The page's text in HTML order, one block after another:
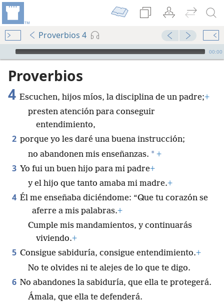
Proverbios 4
Audio Player
00:00
Proverbios
4 Escuchen, hijos míos, la disciplina de un padre;+
presten atención para conseguir
entendimiento,
2 porque yo les daré una buena instrucción;
no abandonen mis enseñanzas. * +
3 Yo fui un buen hijo para mi padre+
y el hijo que tanto amaba mi madre.+
4 Él me enseñaba diciéndome: “Que tu corazón se
aferre a mis palabras.+
Cumple mis mandamientos, y continuarás
viviendo.+
5 Consigue sabiduría, consigue entendimiento.+
No te olvides ni te alejes de lo que te digo.
6 No abandones la sabiduría, que ella te protegerá.
Ámala, que ella te defenderá.